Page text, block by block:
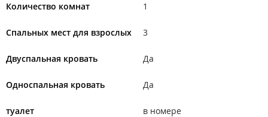
Количество комнат 1
Спальных мест для взрослых 3
Двуспальная кровать Да
Односпальная кровать Да
туалет в номере